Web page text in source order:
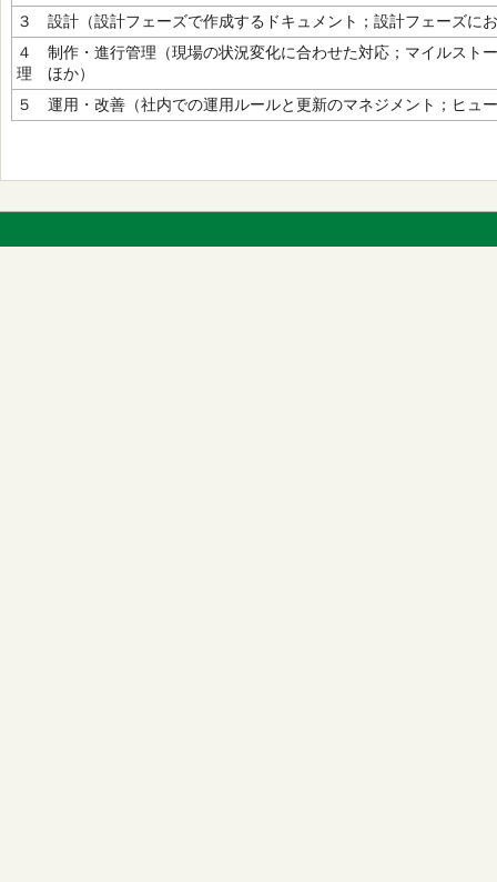
３ 設計（設計フェーズで作成するドキュメント；設計フェーズに
４ 制作・進行管理（現場の状況変化に合わせた対応；マイルスト
理 ほか）
５ 運用・改善（社内での運用ルールと更新のマネジメント；ヒュ